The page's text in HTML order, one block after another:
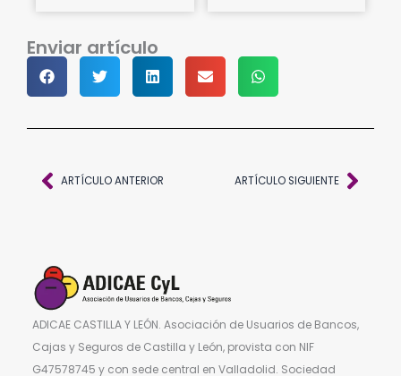
Enviar artículo
AntARTÍCULO ANTERIOR ARTÍCULO SIGUIENTE
ADICAE CASTILLA Y LEÓN. Asociación de Usuarios de Bancos,
Cajas y Seguros de Castilla y León, provista con NIF
G47578745 y con sede central en Valladolid. Sociedad